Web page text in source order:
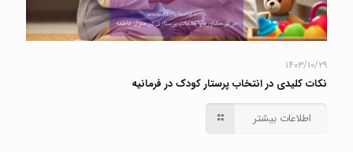
۱۴۰۳/۱۰/۲۹
نکات کلیدی در انتخاب پرستار کودک در فرمانیه
اطلاعات بیشتر